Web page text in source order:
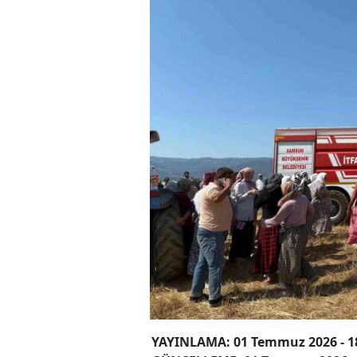
YAYINLAMA: 01 Temmuz 2026 -